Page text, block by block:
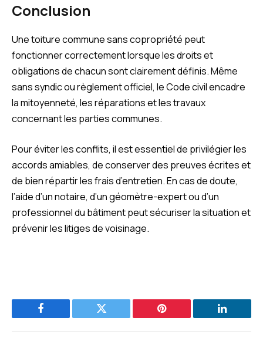
Conclusion
Une toiture commune sans copropriété peut
fonctionner correctement lorsque les droits et
obligations de chacun sont clairement définis. Même
sans syndic ou règlement officiel, le Code civil encadre
la mitoyenneté, les réparations et les travaux
concernant les parties communes.
Pour éviter les conflits, il est essentiel de privilégier les
accords amiables, de conserver des preuves écrites et
de bien répartir les frais d’entretien. En cas de doute,
l’aide d’un notaire, d’un géomètre-expert ou d’un
professionnel du bâtiment peut sécuriser la situation et
prévenir les litiges de voisinage.
Facebook Twitter Pinterest LinkedIn